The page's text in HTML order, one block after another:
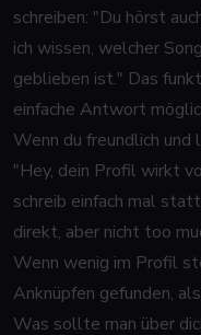
schreiben: "Du hörst
ich wissen, welcher
geblieben ist." Das
einfache Antwort
Wenn du freundlich
"Hey, dein Profil wirkt
schreib einfach mal
direkt, aber nicht too
Wenn wenig im Profil
Anknüpfen gefunden,
Was sollte man über